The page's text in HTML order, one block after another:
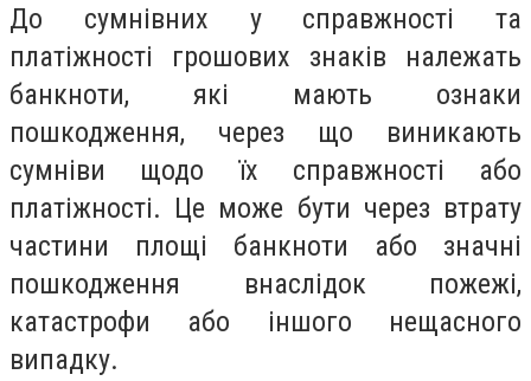
До сумнівних у справжності та
платіжності грошових знаків належать
банкноти, які мають ознаки
пошкодження, через що виникають
сумніви щодо їх справжності або
платіжності. Це може бути через втрату
частини площі банкноти або значні
пошкодження внаслідок пожежі,
катастрофи або іншого нещасного
випадку.